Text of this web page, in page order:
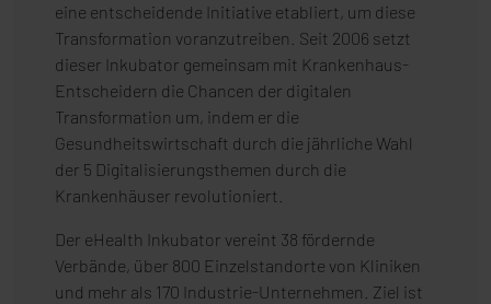
eine entscheidende Initiative etabliert, um diese
Transformation voranzutreiben. Seit 2006 setzt
dieser Inkubator gemeinsam mit Krankenhaus-
Entscheidern die Chancen der digitalen
Transformation um, indem er die
Gesundheitswirtschaft durch die jährliche Wahl
der 5 Digitalisierungsthemen durch die
Krankenhäuser revolutioniert.
Der eHealth Inkubator vereint 38 fördernde
Verbände, über 800 Einzelstandorte von Kliniken
und mehr als 170 Industrie-Unternehmen. Ziel ist